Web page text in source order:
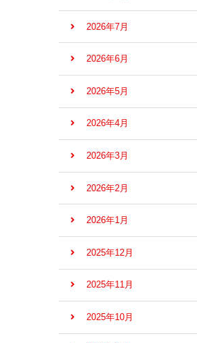
2026年7月
2026年6月
2026年5月
2026年4月
2026年3月
2026年2月
2026年1月
2025年12月
2025年11月
2025年10月